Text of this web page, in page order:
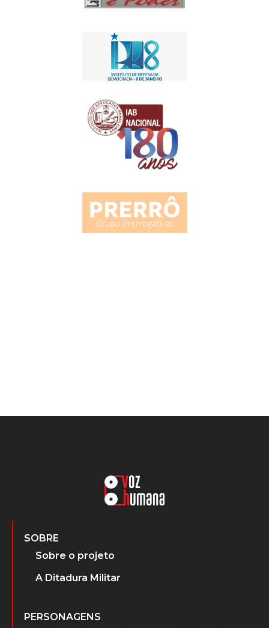
SOBRE
Sobre o projeto
A Ditadura Militar
PERSONAGENS